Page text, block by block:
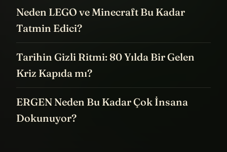
Neden LEGO ve Minecraft Bu Kadar
Tatmin Edici?
Tarihin Gizli Ritmi: 80 Yılda Bir Gelen
Kriz Kapıda mı?
ERGEN Neden Bu Kadar Çok İnsana
Dokunuyor?